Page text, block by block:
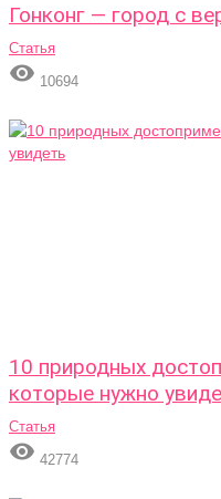
Гонконг — город с
Статья
 10694
10 природных
которые нужно
Статья
 42774